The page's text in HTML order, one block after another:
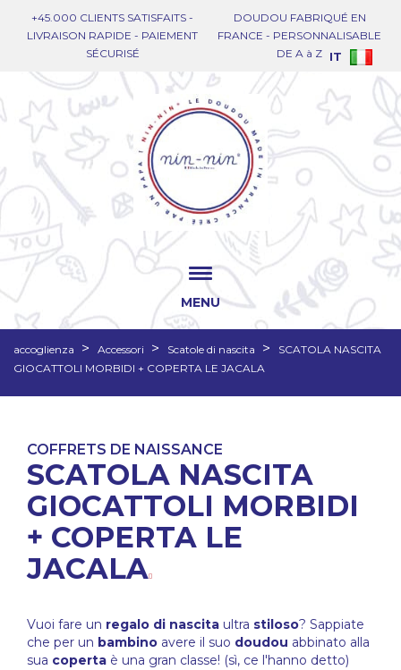
+45.000 CLIENTS SATISFAITS -
LIVRAISON RAPIDE - PAIEMENT
SÉCURISÉ
DOUDOU FABRIQUÉ EN
FRANCE - PERSONNALISABLE
DE A à Z IT
MENU
accoglienza Accessori Scatole di nascita
SCATOLA NASCITA
GIOCATTOLI MORBIDI + COPERTA LE JACALA
COFFRETS DE NAISSANCE
SCATOLA NASCITA
GIOCATTOLI MORBIDI
+ COPERTA LE
JACALA
Vuoi fare un regalo di nascita ultra stiloso? Sappiate
che per un bambino avere il suo doudou abbinato alla
sua coperta è una gran classe! (sì, ce l'hanno detto)